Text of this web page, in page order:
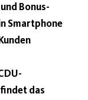
Bonus-
Smartphone
das